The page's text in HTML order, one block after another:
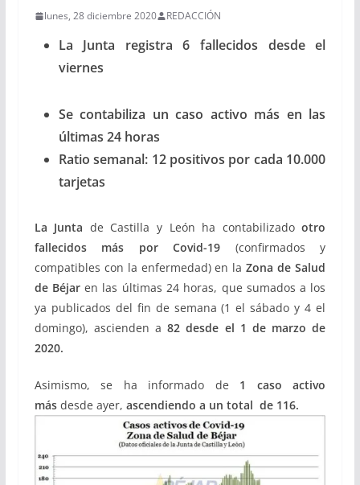
lunes, 28 diciembre 2020 REDACCIÓN
La Junta registra 6 fallecidos desde el
viernes
Se contabiliza un caso activo más en las
últimas 24 horas
Ratio semanal: 12 positivos por cada 10.000
tarjetas
La Junta de Castilla y León ha contabilizadootro
fallecidos más por Covid-19 (confirmados y
compatibles con la enfermedad) en laZona de Salud
de Béjaren las últimas 24 horas, que sumados a los
ya publicados del fin de semana (1 el sábado y 4 el
domingo), ascienden a82 desde el 1 de marzo de
2020.
Asimismo, se ha informado de 1 caso activo
másdesde ayer, ascendiendo a un total de 116.